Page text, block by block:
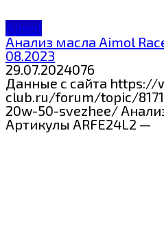
Aimol
Анализ масла Aimol
08.2023
29.07.2024076
Данные с сайта https://
club.ru/forum/topic/
20w-50-svezhee/
Артикулы ARFE24L2 —